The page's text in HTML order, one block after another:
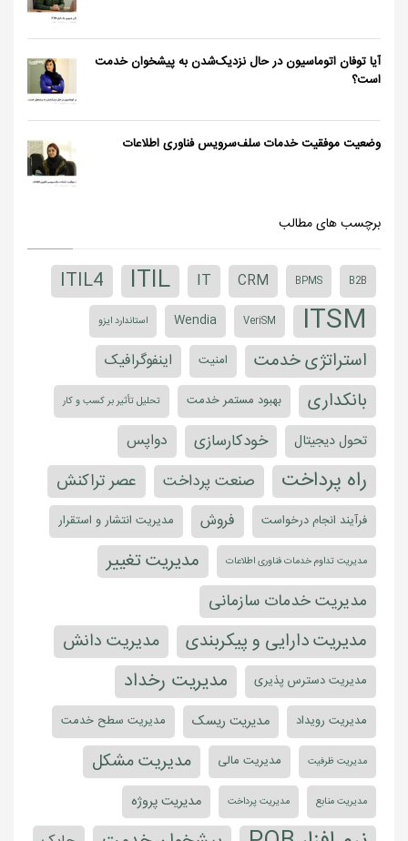
آیا توفان اتوماسیون در حال نزدیک‌شدن به پیشخوان خدمت
است؟
وضعیت موفقیت خدمات سلف‌سرویس فناوری اطلاعات
برچسب های مطالب
B2B
BPMS
CRM
IT
ITIL
ITIL4
ITSM
VeriSM
Wendia استاندارد ایزو
استراتژی خدمت امنیت اینفوگرافیک
بانکداری بهبود مستمر خدمت تحلیل تأثیر بر کسب و کار
تحول دیجیتال خودکارسازی دواپس
راه پرداخت صنعت پرداخت عصر تراکنش
فرآیند انجام درخواست فروش مدیریت انتشار و استقرار
مدیریت تداوم خدمات فناوری اطلاعات مدیریت تغییر
مدیریت خدمات سازمانی
مدیریت دارایی و پیکربندی مدیریت دانش
مدیریت دسترس پذیری مدیریت رخداد
مدیریت رویداد مدیریت ریسک مدیریت سطح خدمت
مدیریت ظرفیت مدیریت مالی مدیریت مشکل
مدیریت منابع مدیریت پرداخت مدیریت پروژه